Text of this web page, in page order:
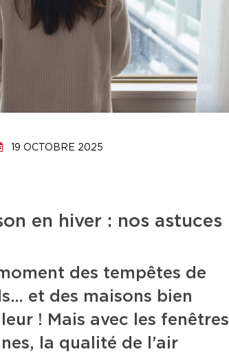
19 OCTOBRE 2025
en hiver : nos astuces
des tempêtes de
et des maisons bien
! Mais avec les fenêtres
la qualité de l’air